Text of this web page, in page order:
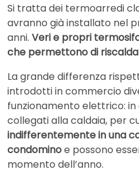
Si tratta dei termoarredi
avranno già installato nel
anni. Veri e propri
che permettono di
La grande differenza
introdotti in commercio
funzionamento elettrico: in
collegati alla caldaia, per
indifferentemente in una
condominoe possono
momento dell’anno.